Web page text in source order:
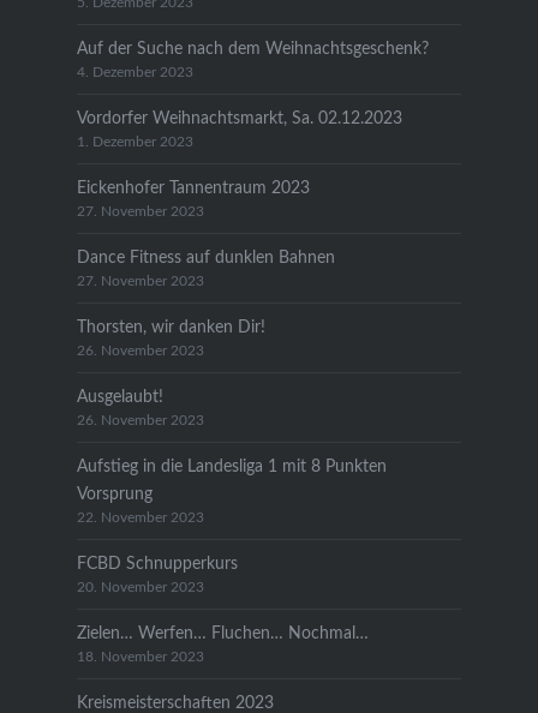
5. Dezember 2023
Auf der Suche nach dem Weihnachtsgeschenk?
4. Dezember 2023
Vordorfer Weihnachtsmarkt, Sa. 02.12.2023
1. Dezember 2023
Eickenhofer Tannentraum 2023
27. November 2023
Dance Fitness auf dunklen Bahnen
27. November 2023
Thorsten, wir danken Dir!
26. November 2023
Ausgelaubt!
26. November 2023
Aufstieg in die Landesliga 1 mit 8 Punkten
Vorsprung
22. November 2023
FCBD Schnupperkurs
20. November 2023
Zielen… Werfen… Fluchen… Nochmal…
18. November 2023
Kreismeisterschaften 2023